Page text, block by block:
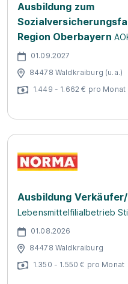
Ausbildung zum
Region Oberbayern
01.09.2027
84478 Waldkraiburg (u.a.)
1.449 - 1.662 € pro Monat
Ausbildung
Lebensmittelfilialbetrieb
01.08.2026
84478 Waldkraiburg
1.350 - 1.550 € pro Monat